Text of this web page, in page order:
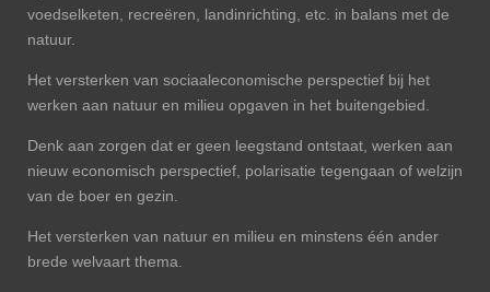
voedselketen, recreëren, landinrichting, etc. in balans met de
natuur.
Het versterken van sociaaleconomische perspectief bij het
werken aan natuur en milieu opgaven in het buitengebied.
Denk aan zorgen dat er geen leegstand ontstaat, werken aan
nieuw economisch perspectief, polarisatie tegengaan of welzijn
van de boer en gezin.
Het versterken van natuur en milieu en minstens één ander
brede welvaart thema.